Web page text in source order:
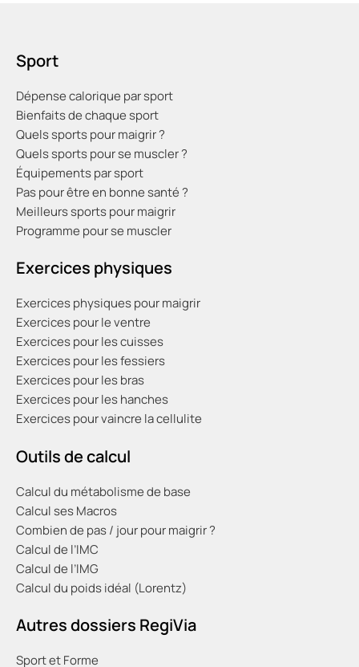
Sport
Dépense calorique par sport
Bienfaits de chaque sport
Quels sports pour maigrir ?
Quels sports pour se muscler ?
Équipements par sport
Pas pour être en bonne santé ?
Meilleurs sports pour maigrir
Programme pour se muscler
Exercices physiques
Exercices physiques pour maigrir
Exercices pour le ventre
Exercices pour les cuisses
Exercices pour les fessiers
Exercices pour les bras
Exercices pour les hanches
Exercices pour vaincre la cellulite
Outils de calcul
Calcul du métabolisme de base
Calcul ses Macros
Combien de pas / jour pour maigrir ?
Calcul de l’IMC
Calcul de l’IMG
Calcul du poids idéal (Lorentz)
Autres dossiers RegiVia
Sport et Forme